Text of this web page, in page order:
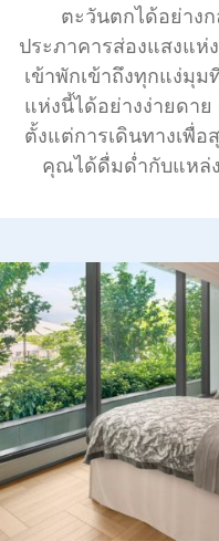
ตะวันตกได้อย่าง
ประภาคารส่องแสงแห่
เข้าพักเข้าถึงทุกแง่มุ
แห่งนี้ได้อย่างง่ายดา
ตั้งแต่การเดินทางเพื่
คุณได้ดื่มด่ำกับแหล่